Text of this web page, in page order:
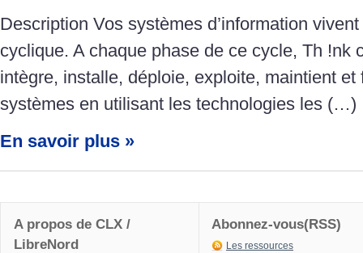
Description Vos systèmes d’information
cyclique. A chaque phase de ce cycle, Th !nk
intègre, installe, déploie, exploite, maintient et
systèmes en utilisant les technologies les (…)
En savoir plus »
A propos de CLX /
LibreNord
Abonnez-vous(RSS)
Les ressources